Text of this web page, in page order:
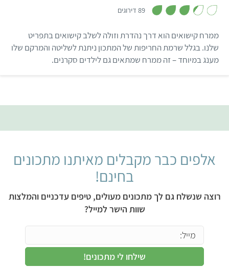
89 דירוגים
ת
ו
ך
5
ממרח קישואים הוא דרך נהדרת וזולה לשלב קישואים בתפריט
שלנו. בגלל שרמת החריפות של המתכון ניתנת לשליטה והמרקם שלו
מענג במיוחד – זה ממרח שמתאים גם לילדים סקרנים.
אלפים כבר מקבלים מאיתנו מתכונים
בחינם!
רוצה שנשלח גם לך מתכונים מעולים, טיפים עדכניים והמלצות
שוות הישר למייל?
שילחו לי מתכונים!